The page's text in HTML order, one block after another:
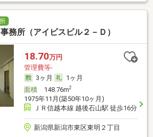
務所（アイビスビル２－Ｄ）
18.70万円
管理費等-
3ヶ月
1ヶ月
面積148.76m2
1975年11月(築50年10ヶ月)
ＪＲ信越本線 越後石山駅 徒歩16分
新潟県新潟市東区東明２丁目